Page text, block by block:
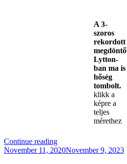
A 3-
szoros
rekordott
megdöntő
Lytton-
ban ma is
hőség
tombolt.
klikk a
képre a
teljes
mérethez
Continue reading“Trópusi
Hőség”
Posted
November 11, 2020November 9, 2023